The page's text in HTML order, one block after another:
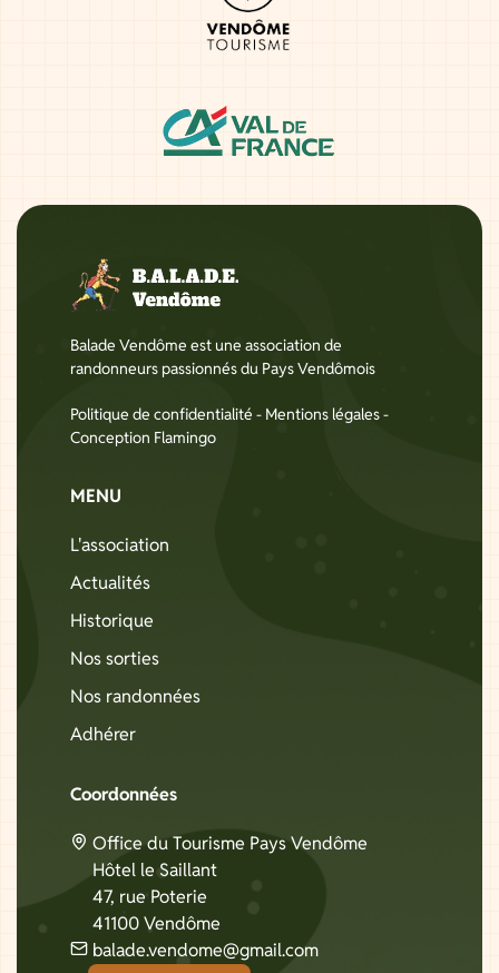
Balade Vendôme est une association de
randonneurs passionnés du Pays Vendômois
Politique de confidentialité - Mentions légales-
Conception Flamingo
MENU
L'association
Actualités
Historique
Nos sorties
Nos randonnées
Adhérer
Coordonnées
Office du Tourisme Pays Vendôme
Hôtel le Saillant
47, rue Poterie
41100 Vendôme
balade.vendome@gmail.com